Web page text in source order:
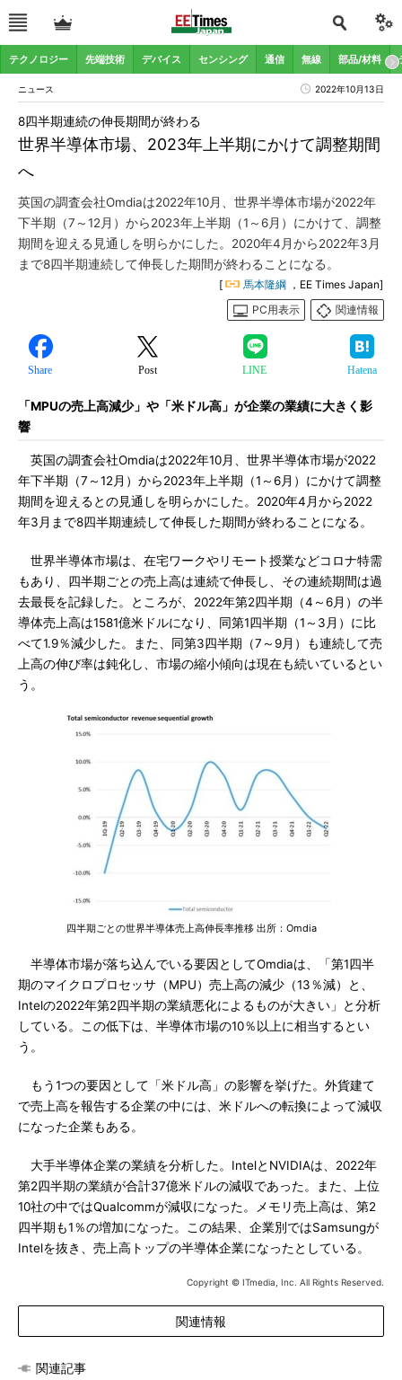
テクノロジー 先端技術 デバイス センシング 通信 無線 部品/材料
ニュース 2022年10月13日
世界半導体市場、2023年上半期にかけて調整期間
へ
8四半期連続の伸長期間が終わる
英国の調査会社Omdiaは2022年10月、世界半導体市場が2022年
下半期（7～12月）から2023年上半期（1～6月）にかけて、調整
期間を迎える見通しを明らかにした。2020年4月から2022年3月
まで8四半期連続して伸長した期間が終わることになる。
[ 馬本隆綱 ，EE Times Japan]
PC用表示
関連情報
Share Post LINE Hatena
「MPUの売上高減少」や「米ドル高」が企業の業績に大きく影
響
英国の調査会社Omdiaは2022年10月、世界半導体市場が2022
年下半期（7～12月）から2023年上半期（1～6月）にかけて調整
期間を迎えるとの見通しを明らかにした。2020年4月から2022
年3月まで8四半期連続して伸長した期間が終わることになる。
世界半導体市場は、在宅ワークやリモート授業などコロナ特需
もあり、四半期ごとの売上高は連続で伸長し、その連続期間は過
去最長を記録した。ところが、2022年第2四半期（4～6月）の半
導体売上高は1581億米ドルになり、同第1四半期（1～3月）に比
べて1.9％減少した。また、同第3四半期（7～9月）も連続して売
上高の伸び率は鈍化し、市場の縮小傾向は現在も続いているとい
う。
四半期ごとの世界半導体売上高伸長率推移 出所：Omdia
半導体市場が落ち込んでいる要因としてOmdiaは、「第1四半
期のマイクロプロセッサ（MPU）売上高の減少（13％減）と、
Intelの2022年第2四半期の業績悪化によるものが大きい」と分析
している。この低下は、半導体市場の10％以上に相当するとい
う。
もう1つの要因として「米ドル高」の影響を挙げた。外貨建て
で売上高を報告する企業の中には、米ドルへの転換によって減収
になった企業もある。
大手半導体企業の業績を分析した。IntelとNVIDIAは、2022年
第2四半期の業績が合計37億米ドルの減収であった。また、上位
10社の中ではQualcommが減収になった。メモリ売上高は、第2
四半期も1％の増加になった。この結果、企業別ではSamsungが
Intelを抜き、売上高トップの半導体企業になったとしている。
Copyright © ITmedia, Inc. All Rights Reserved.
関連情報
関連記事